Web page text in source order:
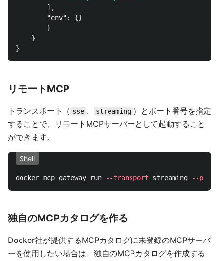
],
"env" :
{}
}
}
}
リモートMCP
トランスポート（ sse 、 streaming ）とポート番号を指定
することで、リモートMCPサーバーとして起動すること
ができます。
Shell
docker mcp gateway run --transport streaming --port
独自のMCPカタログを作る
Docker社が提供するMCPカタログに未登録のMCPサーバ
ーを使用したい場合は、独自のMCPカタログを作成する